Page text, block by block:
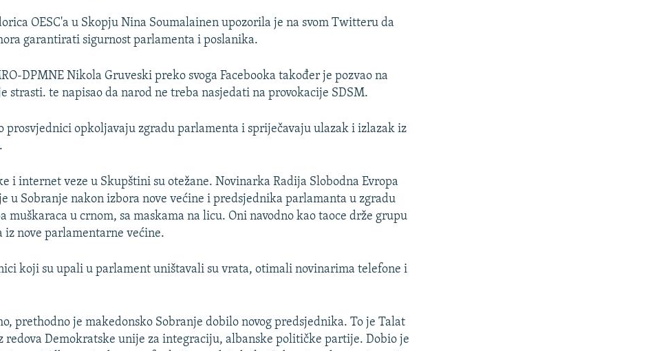
OESC'a u Skopju Nina Soumalainen upozorila je na svom Twitteru da
garantirati sigurnost parlamenta i poslanika.
DPMNE Nikola Gruveski preko svoga Facebooka također je pozvao na
strasti. te napisao da narod ne treba nasjedati na provokacije SDSM.
prosvjednici opkoljavaju zgradu parlamenta i spriječavaju ulazak i izlazak iz
i internet veze u Skupštini su otežane. Novinarka Radija Slobodna Evropa
u Sobranje nakon izbora nove većine i predsjednika parlamanta u zgradu
muškaraca u crnom, sa maskama na licu. Oni navodno kao taoce drže grupu
iz nove parlamentarne većine.
koji su upali u parlament uništavali su vrata, otimali novinarima telefone i
prethodno je makedonsko Sobranje dobilo novog predsjednika. To je Talat
redova Demokratske unije za integraciju, albanske političke partije. Dobio je